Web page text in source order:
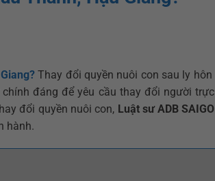
Thay đổi quyền nuôi con sau ly hôn
đáng để yêu cầu thay đổi người
đổi quyền nuôi con, Luật sư ADB
hành.